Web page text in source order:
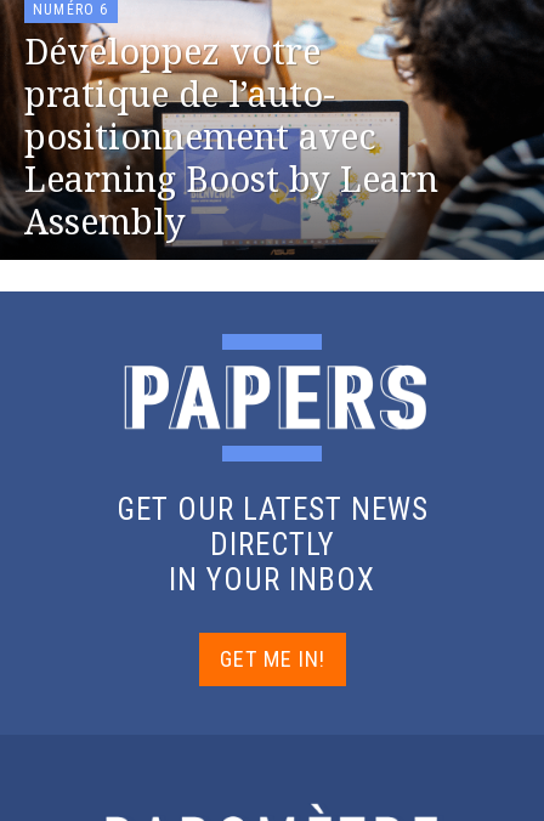
NUMÉRO 6
Développez votre
pratique de l’auto-
positionnement avec
Learning Boost by Learn
Assembly
GET OUR LATEST NEWS
DIRECTLY
IN YOUR INBOX
GET ME IN!